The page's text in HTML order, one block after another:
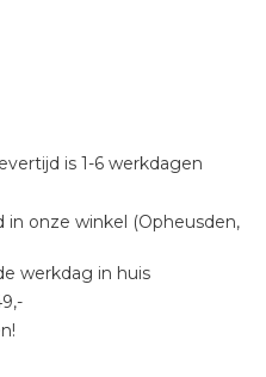
is 1-6 werkdagen
onze winkel (Opheusden,
werkdag in huis